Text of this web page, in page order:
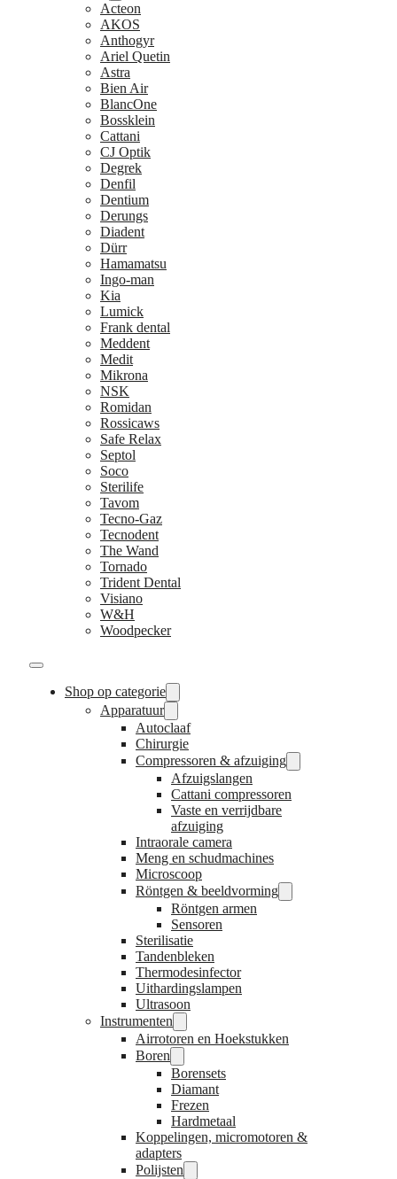
Acteon
AKOS
Anthogyr
Ariel Quetin
Astra
Bien Air
BlancOne
Bossklein
Cattani
CJ Optik
Degrek
Denfil
Dentium
Derungs
Diadent
Dürr
Hamamatsu
Ingo-man
Kia
Lumick
Frank dental
Meddent
Medit
Mikrona
NSK
Romidan
Rossicaws
Safe Relax
Septol
Soco
Sterilife
Tavom
Tecno-Gaz
Tecnodent
The Wand
Tornado
Trident Dental
Visiano
W&H
Woodpecker
Shop op categorie
Apparatuur
Autoclaaf
Chirurgie
Compressoren & afzuiging
Afzuigslangen
Cattani compressoren
Vaste en verrijdbare
afzuiging
Intraorale camera
Meng en schudmachines
Microscoop
Röntgen & beeldvorming
Röntgen armen
Sensoren
Sterilisatie
Tandenbleken
Thermodesinfector
Uithardingslampen
Ultrasoon
Instrumenten
Airrotoren en Hoekstukken
Boren
Borensets
Diamant
Frezen
Hardmetaal
Koppelingen, micromotoren &
adapters
Polijsten